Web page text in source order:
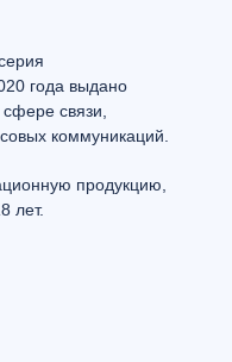
года выдано
связи,
коммуникаций.
продукцию,
лет.